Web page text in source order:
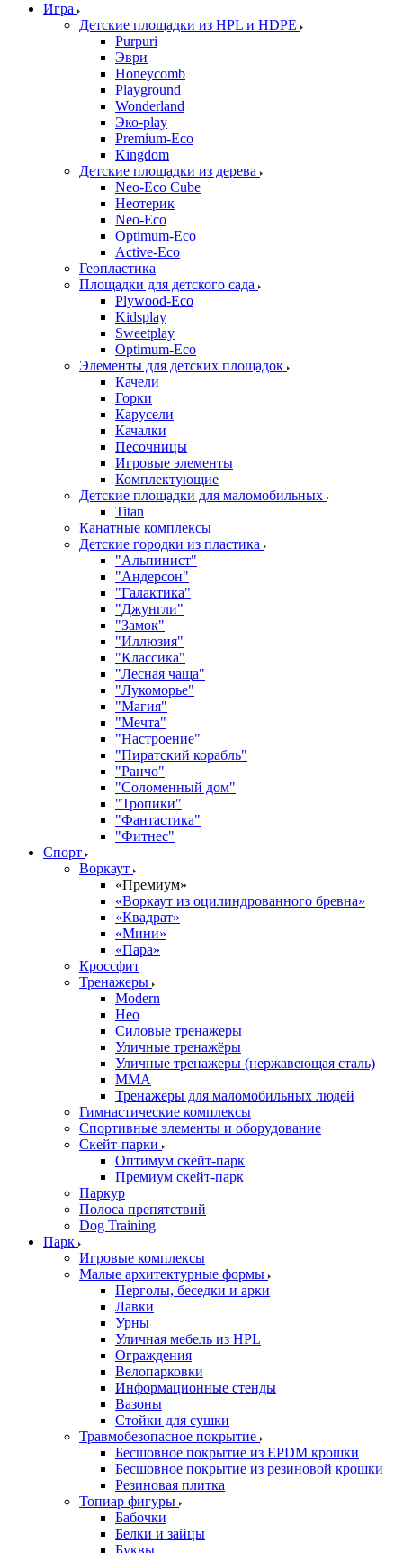
Игра
Детские площадки из HPL и HDPE
Purpuri
Эври
Honeycomb
Playground
Wonderland
Эко-play
Premium-Eco
Kingdom
Детские площадки из дерева
Neo-Eco Cube
Неотерик
Neo-Eco
Оptimum-Еco
Active-Eco
Геопластика
Площадки для детского сада
Plywood-Eco
Kidsplay
Sweetplay
Оptimum-Еco
Элементы для детских площадок
Качели
Горки
Карусели
Качалки
Песочницы
Игровые элементы
Комплектующие
Детские площадки для маломобильных
Titan
Канатные комплексы
Детские городки из пластика
"Альпинист"
"Андерсон"
"Галактика"
"Джунгли"
"Замок"
"Иллюзия"
"Классика"
"Лесная чаща"
"Лукоморье"
"Магия"
"Мечта"
"Настроение"
"Пиратский корабль"
"Ранчо"
"Соломенный дом"
"Тропики"
"Фантастика"
"Фитнес"
Спорт
Воркаут
«Премиум»
«Воркаут из оцилиндрованного бревна»
«Квадрат»
«Мини»
«Пара»
Кроссфит
Тренажеры
Modern
Нео
Силовые тренажеры
Уличные тренажёры
Уличные тренажеры (нержавеющая сталь)
ММА
Тренажеры для маломобильных людей
Гимнастические комплексы
Спортивные элементы и оборудование
Скейт-парки
Оптимум скейт-парк
Премиум скейт-парк
Паркур
Полоса препятствий
Dog Training
Парк
Игровые комплексы
Малые архитектурные формы
Перголы, беседки и арки
Лавки
Урны
Уличная мебель из HPL
Ограждения
Велопарковки
Информационные стенды
Вазоны
Стойки для сушки
Травмобезопасное покрытие
Бесшовное покрытие из EPDM крошки
Бесшовное покрытие из резиновой крошки
Резиновая плитка
Топиар фигуры
Бабочки
Белки и зайцы
Буквы